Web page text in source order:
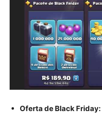
Oferta de Black Friday: